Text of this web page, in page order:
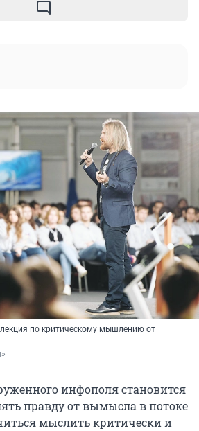
по критическому мышлению от
инфополя становится
правду от вымысла в потоке
мыслить критически и